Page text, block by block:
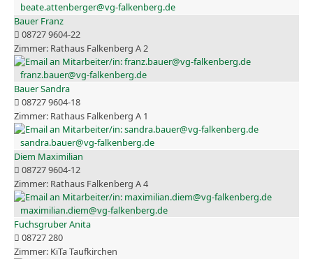
beate.attenberger@vg-falkenberg.de
Bauer Franz
08727 9604-22
Rathaus Falkenberg A 2
franz.bauer@vg-falkenberg.de
Bauer Sandra
08727 9604-18
Rathaus Falkenberg A 1
sandra.bauer@vg-falkenberg.de
Diem Maximilian
08727 9604-12
Rathaus Falkenberg A 4
maximilian.diem@vg-falkenberg.de
Fuchsgruber Anita
08727 280
KiTa Taufkirchen